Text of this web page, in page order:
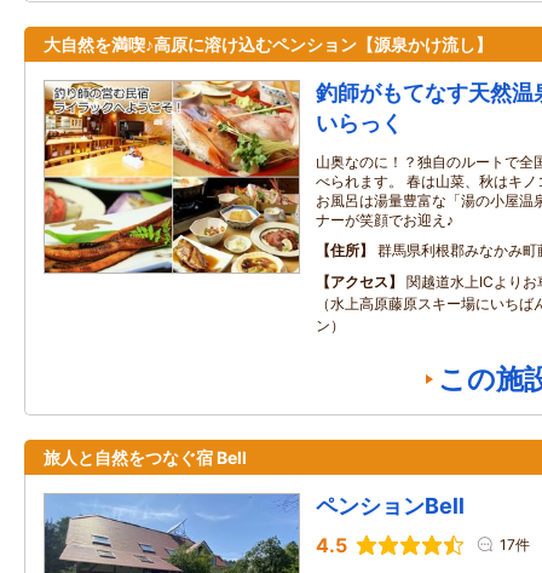
大自然を満喫♪高原に溶け込むペンション【源泉かけ流し】
釣師がもてなす天然温
いらっく
山奥なのに！？独自のルートで全
べられます。 春は山菜、秋はキ
お風呂は湯量豊富な「湯の小屋温
ナーが笑顔でお迎え♪
住所
群馬県利根郡みなかみ
アクセス
関越道水上ICより
（水上高原藤原スキー場にいちば
ン）
この施
旅人と自然をつなぐ宿 Bell
ペンションBell
4.5 17件